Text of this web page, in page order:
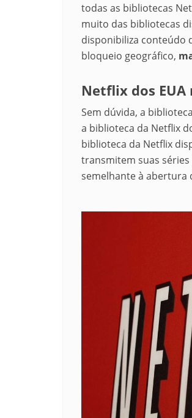
todas as bibliotecas
muito das bibliotecas
disponibiliza conteúdo
bloqueio geográfico,
Netflix dos EUA
Sem dúvida, a
a biblioteca da Netflix
biblioteca da Netflix
transmitem suas
semelhante à abertura